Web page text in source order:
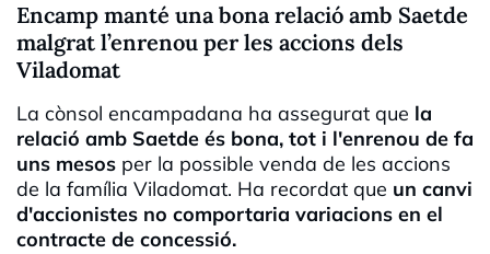
Encamp manté una bona relació amb Saetde
malgrat l’enrenou per les accions dels
Viladomat
La cònsol encampadana ha assegurat que la
relació amb Saetde és bona, tot i l'enrenou de fa
uns mesos per la possible venda de les accions
de la família Viladomat. Ha recordat que un canvi
d'accionistes no comportaria variacions en el
contracte de concessió.